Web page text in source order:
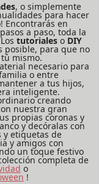
, o simplemente
para hacer
Encontrarás en
a paso, toda la
tutoriales o DIY
posible, para que no
mismo.
necesario para
o entre
a tus hijos,
inteligente.
creando
nuestra gran
propias coronas y
y decóralas con
y etiquetas de
y amigos con
un toque festivo
completa de
o
!